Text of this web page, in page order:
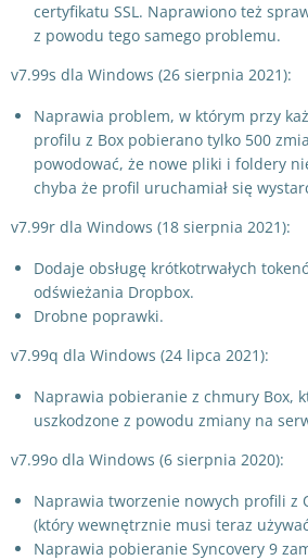
certyfikatu SSL. Naprawiono też
z powodu tego samego problemu.
v7.99s dla Windows (26 sierpnia 2021):
Naprawia problem, w którym przy
profilu z Box pobierano tylko 500
powodować, że nowe pliki i foldery
chyba że profil uruchamiał się
v7.99r dla Windows (18 sierpnia 2021):
Dodaje obsługę krótkotrwałych
odświeżania Dropbox.
Drobne poprawki.
v7.99q dla Windows (24 lipca 2021):
Naprawia pobieranie z chmury Box,
uszkodzone z powodu zmiany na
v7.99o dla Windows (6 sierpnia 2020):
Naprawia tworzenie nowych profili z
(który wewnętrznie musi teraz
Naprawia pobieranie Syncovery 9